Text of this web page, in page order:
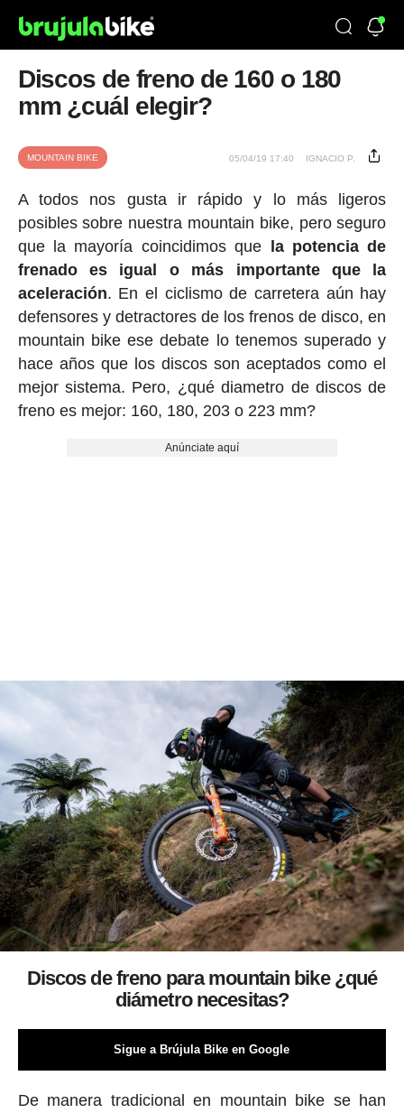
Discos de freno de 160 o 180
mm ¿cuál elegir?
MOUNTAIN BIKE 05/04/19 17:40 IGNACIO P.
A todos nos gusta ir rápido y lo más ligeros
posibles sobre nuestra mountain bike, pero seguro
que la mayoría coincidimos que
la potencia de
frenado es igual o más importante que la
aceleración. En el ciclismo de carretera aún hay
defensores y detractores de los frenos de disco, en
mountain bike ese debate lo tenemos superado y
hace años que los discos son aceptados como el
mejor sistema. Pero, ¿qué diametro de discos de
freno es mejor: 160, 180, 203 o 223 mm?
Anúnciate aquí
Discos de freno para mountain bike ¿qué
diámetro necesitas?
Sigue a Brújula Bike en Google
De manera tradicional en mountain bike se han